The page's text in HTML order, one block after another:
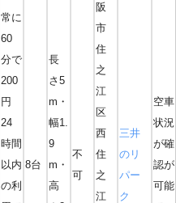
常に
60
分で
200
円
24
時間
以内
の利
8台
長
さ5
m・
幅1.
9
m・
高
不
可
阪
市
住
之
江
区
西
住
之
江
三井
のリ
パー
ク
空車
状況
が確
認が
可能